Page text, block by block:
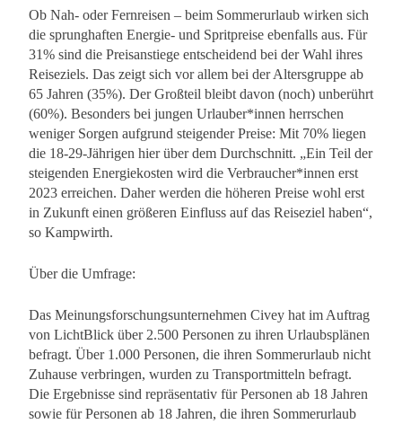
Ob Nah- oder Fernreisen – beim Sommerurlaub wirken sich
die sprunghaften Energie- und Spritpreise ebenfalls aus. Für
31% sind die Preisanstiege entscheidend bei der Wahl ihres
Reiseziels. Das zeigt sich vor allem bei der Altersgruppe ab
65 Jahren (35%). Der Großteil bleibt davon (noch) unberührt
(60%). Besonders bei jungen Urlauber*innen herrschen
weniger Sorgen aufgrund steigender Preise: Mit 70% liegen
die 18-29-Jährigen hier über dem Durchschnitt. „Ein Teil der
steigenden Energiekosten wird die Verbraucher*innen erst
2023 erreichen. Daher werden die höheren Preise wohl erst
in Zukunft einen größeren Einfluss auf das Reiseziel haben“,
so Kampwirth.
Über die Umfrage:
Das Meinungsforschungsunternehmen Civey hat im Auftrag
von LichtBlick über 2.500 Personen zu ihren Urlaubsplänen
befragt. Über 1.000 Personen, die ihren Sommerurlaub nicht
Zuhause verbringen, wurden zu Transportmitteln befragt.
Die Ergebnisse sind repräsentativ für Personen ab 18 Jahren
sowie für Personen ab 18 Jahren, die ihren Sommerurlaub